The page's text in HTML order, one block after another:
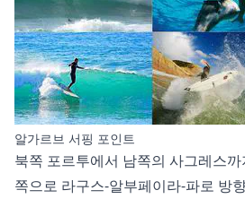
알가르브 서핑 포인트
북쪽 포르투에서 남쪽의 사그레스
쪽으로 라구스-알부페이라-파로 방